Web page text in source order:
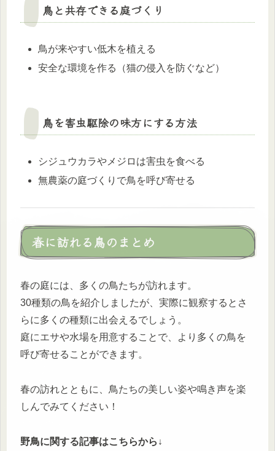
鳥と共存できる庭づくり
鳥が来やすい低木を植える
安全な環境を作る（猫の侵入を防ぐなど）
鳥を害虫駆除の味方にする方法
シジュウカラやメジロは害虫を食べる
無農薬の庭づくりで鳥を呼び寄せる
春に訪れる鳥のまとめ
春の庭には、多くの鳥たちが訪れます。
30種類の鳥を紹介しましたが、実際に観察するとさ
らに多くの種類に出会えるでしょう。
庭にエサや水場を用意することで、より多くの鳥を
呼び寄せることができます。
春の訪れとともに、鳥たちの美しい姿や鳴き声を楽
しんでみてください！
野鳥に関する記事はこちらから↓